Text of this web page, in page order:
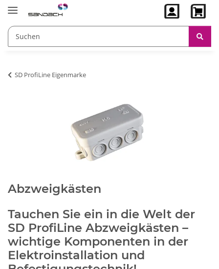
SD ProfiLine Eigenmarke
Abzweigkästen
Tauchen Sie ein in die Welt der
SD ProfiLine Abzweigkästen –
wichtige Komponenten in der
Elektroinstallation und